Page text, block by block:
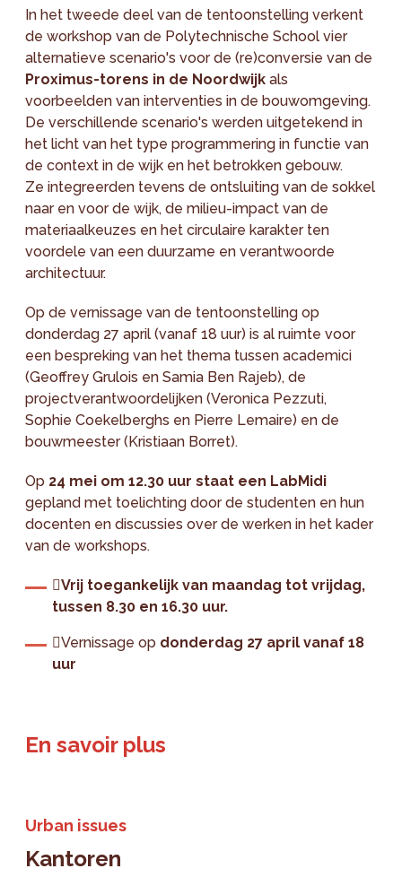
In het tweede deel van de tentoonstelling verkent
de workshop van de Polytechnische School vier
alternatieve scenario's voor de (re)conversie van de
Proximus-torens in de Noordwijk als
voorbeelden van interventies in de bouwomgeving.
De verschillende scenario's werden uitgetekend in
het licht van het type programmering in functie van
de context in de wijk en het betrokken gebouw.
Ze integreerden tevens de ontsluiting van de sokkel
naar en voor de wijk, de milieu-impact van de
materiaalkeuzes en het circulaire karakter ten
voordele van een duurzame en verantwoorde
architectuur.
Op de vernissage van de tentoonstelling op
donderdag 27 april (vanaf 18 uur) is al ruimte voor
een bespreking van het thema tussen academici
(Geoffrey Grulois en Samia Ben Rajeb), de
projectverantwoordelijken (Veronica Pezzuti,
Sophie Coekelberghs en Pierre Lemaire) en de
bouwmeester (Kristiaan Borret).
Op 24 mei om 12.30 uur staat een LabMidi
gepland met toelichting door de studenten en hun
docenten en discussies over de werken in het kader
van de workshops.
Vrij toegankelijk van maandag tot vrijdag,
tussen 8.30 en 16.30 uur.
Vernissage op donderdag 27 april vanaf 18
uur
En savoir plus
Urban issues
Kantoren